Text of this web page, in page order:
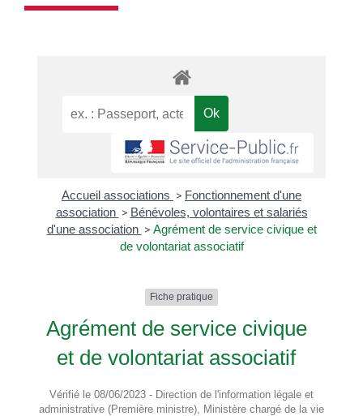
Accueil associations > Fonctionnement d'une
association > Bénévoles, volontaires et salariés
d'une association > Agrément de service civique et
de volontariat associatif
Fiche pratique
Agrément de service civique
et de volontariat associatif
Vérifié le 08/06/2023 - Direction de l'information légale et
administrative (Première ministre), Ministère chargé de la vie